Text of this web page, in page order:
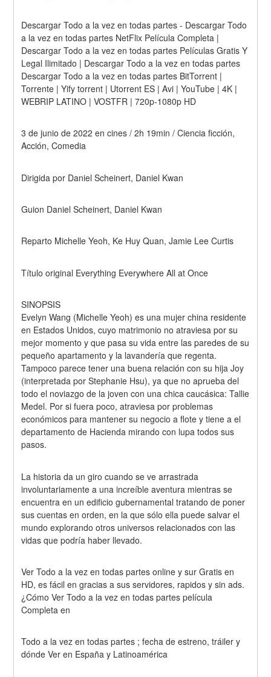
Descargar Todo a la vez en todas partes - Descargar Todo
a la vez en todas partes NetFlix Película Completa |
Descargar Todo a la vez en todas partes Películas Gratis Y
Legal Ilimitado | Descargar Todo a la vez en todas partes
Descargar Todo a la vez en todas partes BitTorrent |
Torrente | Yify torrent | Utorrent ES | Avi | YouTube | 4K |
WEBRIP LATINO | VOSTFR | 720p-1080p HD
3 de junio de 2022 en cines / 2h 19min / Ciencia ficción,
Acción, Comedia
Dirigida por Daniel Scheinert, Daniel Kwan
Guion Daniel Scheinert, Daniel Kwan
Reparto Michelle Yeoh, Ke Huy Quan, Jamie Lee Curtis
Título original Everything Everywhere All at Once
SINOPSIS
Evelyn Wang (Michelle Yeoh) es una mujer china residente
en Estados Unidos, cuyo matrimonio no atraviesa por su
mejor momento y que pasa su vida entre las paredes de su
pequeño apartamento y la lavandería que regenta.
Tampoco parece tener una buena relación con su hija Joy
(interpretada por Stephanie Hsu), ya que no aprueba del
todo el noviazgo de la joven con una chica caucásica: Tallie
Medel. Por si fuera poco, atraviesa por problemas
económicos para mantener su negocio a flote y tiene a el
departamento de Hacienda mirando con lupa todos sus
pasos.
La historia da un giro cuando se ve arrastrada
involuntariamente a una increíble aventura mientras se
encuentra en un edificio gubernamental tratando de poner
sus cuentas en orden, en la que sólo ella puede salvar el
mundo explorando otros universos relacionados con las
vidas que podría haber llevado.
Ver Todo a la vez en todas partes online y sur Gratis en
HD, es fácil en gracias a sus servidores, rapidos y sin ads.
¿Cómo Ver Todo a la vez en todas partes película
Completa en
Todo a la vez en todas partes ; fecha de estreno, tráiler y
dónde Ver en España y Latinoamérica